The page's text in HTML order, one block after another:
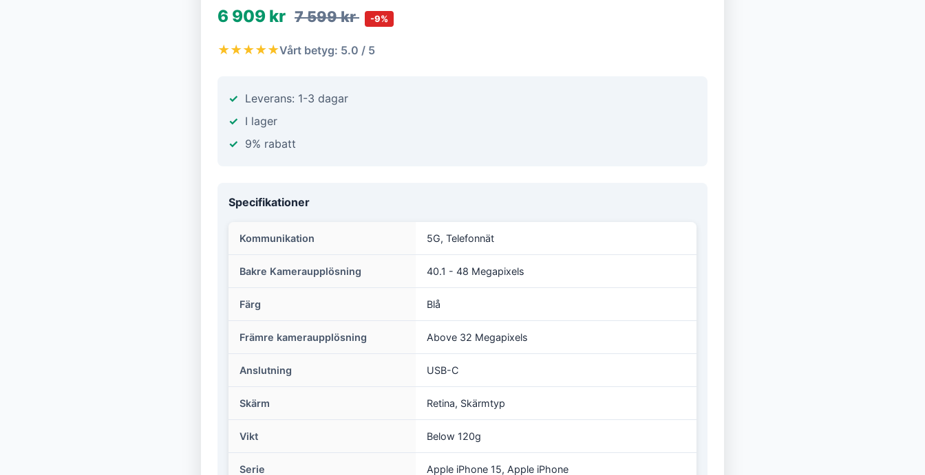
6 909 kr 7 599 kr -9%
★★★★★Vårt betyg: 5.0 / 5
Leverans: 1-3 dagar
I lager
9% rabatt
Specifikationer
Kommunikation 5G, Telefonnät
Bakre Kameraupplösning 40.1 - 48 Megapixels
Färg Blå
Främre kameraupplösning Above 32 Megapixels
Anslutning USB-C
Skärm Retina, Skärmtyp
Vikt Below 120g
Serie Apple iPhone 15, Apple iPhone